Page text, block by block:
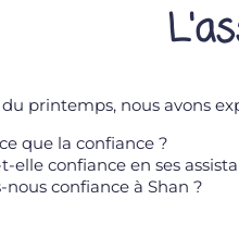
du printemps, nous avons
que la confiance ?
elle confiance en ses
nous confiance à Shan ?